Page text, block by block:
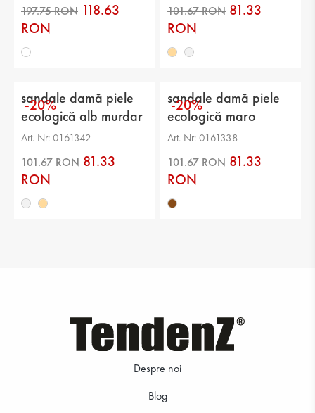
Înălțimea de la călcâi până vârf: -
Diametrul gambei: -
226.01 RON
197.75 RON
118.63
RON
81.33
RON
-20%
sandale damă piele
ecologică alb murdar
Art. Nr: 0161342
81.33
RON
-20%
sandale damă piele
ecologică maro
Art. Nr: 0161338
81.33
RON
Despre noi
Blog